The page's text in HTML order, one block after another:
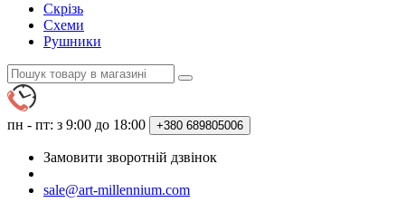
Скрізь
Схеми
Рушники
пн - пт: з 9:00 до 18:00 +380 689805006
Замовити зворотній дзвінок
sale@art-millennium.com